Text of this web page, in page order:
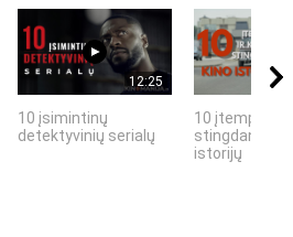
12:25
10 įsimintinų
detektyvinių serialų
10 įtemptų,
stingdančių
istorijų